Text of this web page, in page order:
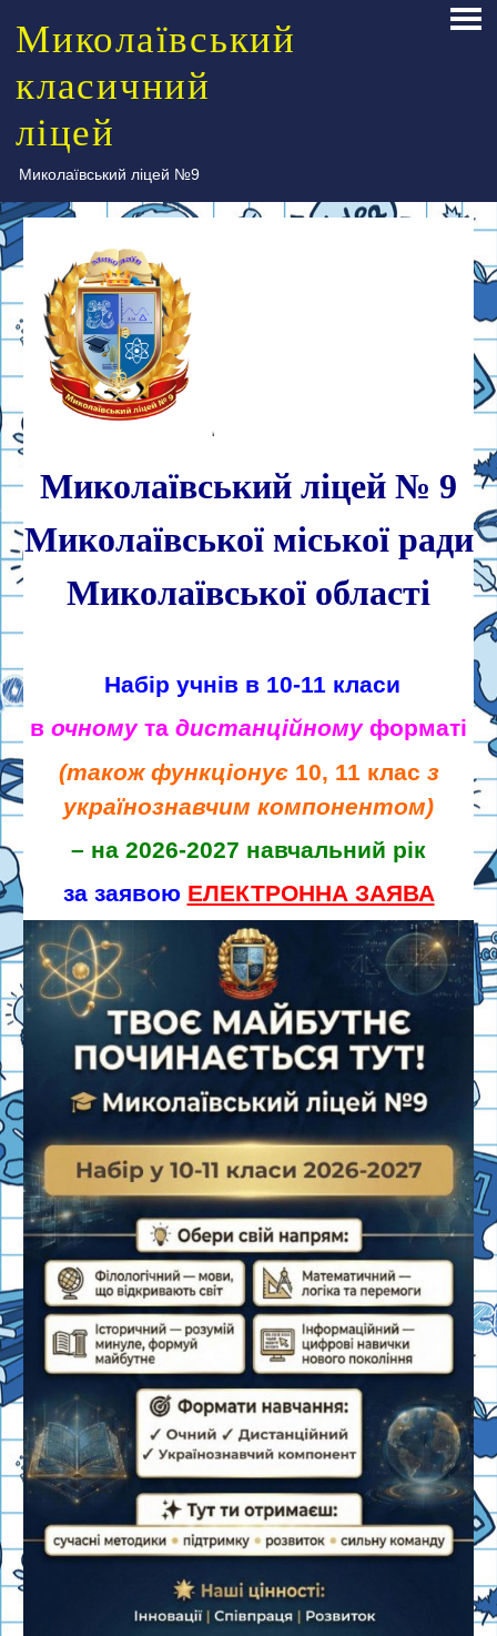
content
Миколаївський
класичний
ліцей
Миколаївський ліцей №9
Миколаївський ліцей № 9
Миколаївської міської ради
Миколаївської області
Набір учнів в 10-11 класи
в очномута дистанційномуформаті
(також функціонує 10, 11 клас з
українознавчим компонентом)
– на 2026-2027 навчальний рік
за заявою ЕЛЕКТРОННА ЗАЯВА